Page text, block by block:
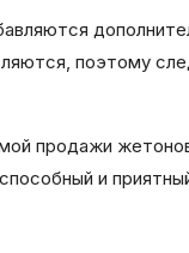
поэтому
продажи
и